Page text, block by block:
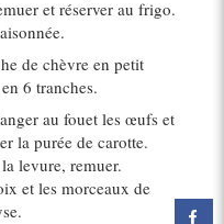
et réserver au frigo.
de chèvre en petit
6 tranches.
au fouet les œufs et
la purée de carotte.
levure, remuer.
et les morceaux de